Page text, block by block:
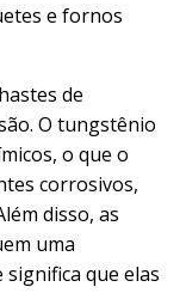
e fornos
de
O tungstênio
o que o
corrosivos,
disso, as
uma
que elas